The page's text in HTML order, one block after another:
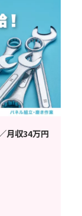
月収34万円